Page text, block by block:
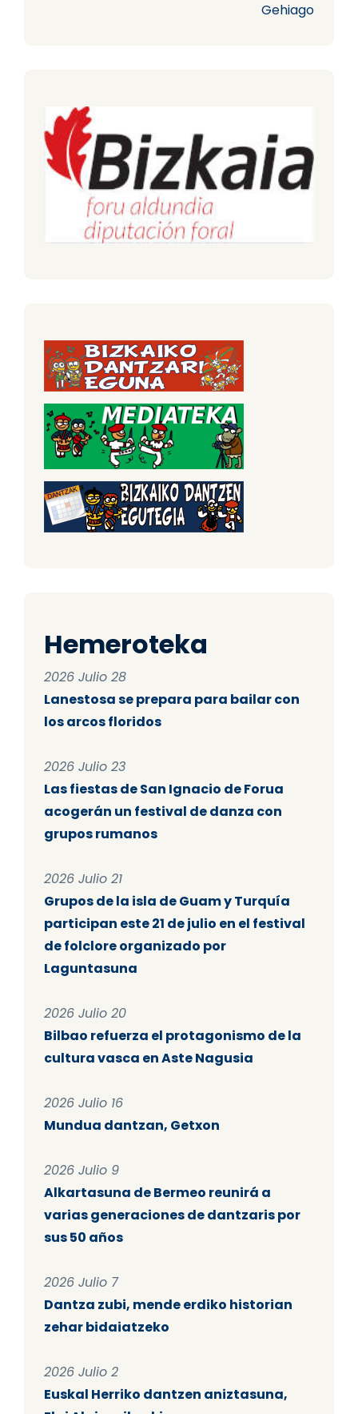
Gehiago
Hemeroteka
2026 Julio 28
Lanestosa se prepara para bailar con
los arcos floridos
2026 Julio 23
Las fiestas de San Ignacio de Forua
acogerán un festival de danza con
grupos rumanos
2026 Julio 21
Grupos de la isla de Guam y Turquía
participan este 21 de julio en el festival
de folclore organizado por
Laguntasuna
2026 Julio 20
Bilbao refuerza el protagonismo de la
cultura vasca en Aste Nagusia
2026 Julio 16
Mundua dantzan, Getxon
2026 Julio 9
Alkartasuna de Bermeo reunirá a
varias generaciones de dantzaris por
sus 50 años
2026 Julio 7
Dantza zubi, mende erdiko historian
zehar bidaiatzeko
2026 Julio 2
Euskal Herriko dantzen aniztasuna,